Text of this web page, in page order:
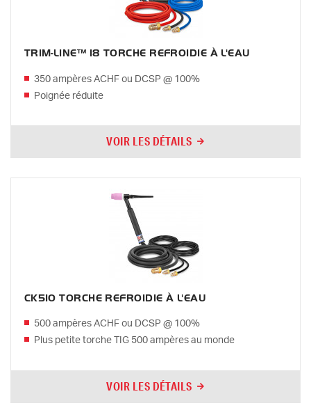
TRIM-LINE™ 18 TORCHE REFROIDIE À L'EAU
350 ampères ACHF ou DCSP @ 100%
Poignée réduite
VOIR LES DÉTAILS
CK510 TORCHE REFROIDIE À L'EAU
500 ampères ACHF ou DCSP @ 100%
Plus petite torche TIG 500 ampères au monde
VOIR LES DÉTAILS